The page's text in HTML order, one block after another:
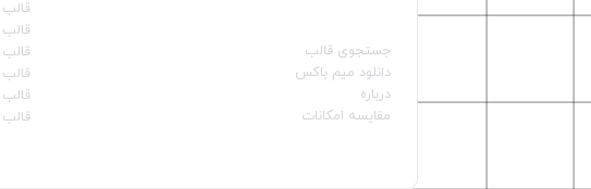
جستجوی قالب
دانلود میم باکس
درباره
مقایسه امکانات